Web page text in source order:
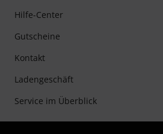
Hilfe-Center
Gutscheine
Kontakt
Ladengeschäft
Service im Überblick